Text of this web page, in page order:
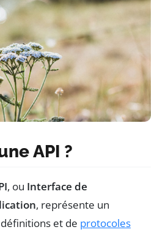
API ?
, ou Interface de
, représente un
et de protocoles